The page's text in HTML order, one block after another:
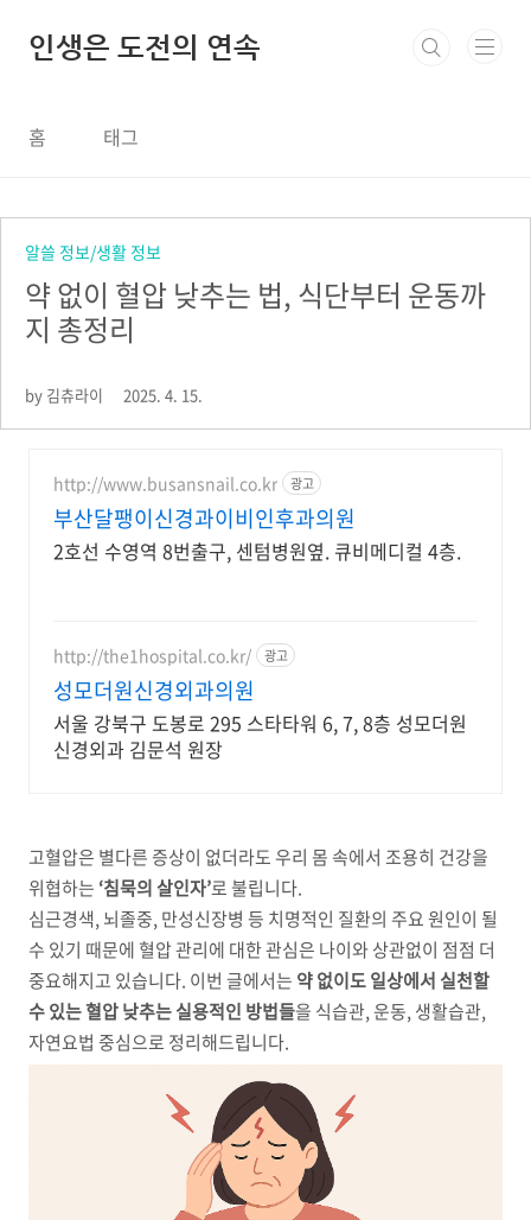
인생은 도전의 연속
홈 태그
알쓸 정보/생활 정보
약 없이 혈압 낮추는 법, 식단부터 운동까
지 총정리
by 김츄라이 2025. 4. 15.
http://www.busansnail.co.kr 광고
부산달팽이신경과이비인후과의원
2호선 수영역 8번출구, 센텀병원옆. 큐비메디컬 4층.
http://the1hospital.co.kr/ 광고
성모더원신경외과의원
서울 강북구 도봉로 295 스타타워 6, 7, 8층 성모더원
신경외과 김문석 원장
고혈압은 별다른 증상이 없더라도 우리 몸 속에서 조용히 건강을
위협하는 ‘침묵의 살인자’로 불립니다.
심근경색, 뇌졸중, 만성신장병 등 치명적인 질환의 주요 원인이 될
수 있기 때문에 혈압 관리에 대한 관심은 나이와 상관없이 점점 더
중요해지고 있습니다. 이번 글에서는 약 없이도 일상에서 실천할
수 있는 혈압 낮추는 실용적인 방법들을 식습관, 운동, 생활습관,
자연요법 중심으로 정리해드립니다.